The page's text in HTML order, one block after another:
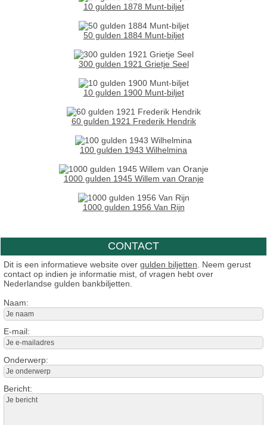
10 gulden 1878 Munt-biljet
50 gulden 1884 Munt-biljet
300 gulden 1921 Grietje Seel
10 gulden 1900 Munt-biljet
60 gulden 1921 Frederik Hendrik
100 gulden 1943 Wilhelmina
1000 gulden 1945 Willem van Oranje
1000 gulden 1956 Van Rijn
CONTACT
Dit is een informatieve website over gulden biljetten. Neem gerust
contact op indien je informatie mist, of vragen hebt over
Nederlandse gulden bankbiljetten.
Naam:
E-mail:
Onderwerp:
Bericht: